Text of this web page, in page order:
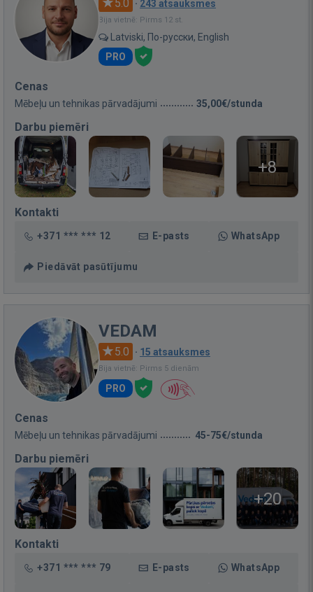
5.0 · 243 atsauksmes
Bija vietnē: Pirms 12 st.
Latviski, По-русски, English
PRO
Cenas
Mēbeļu un tehnikas pārvadājumi 35,00€/stunda
Darbu piemēri
+8
Kontakti
+371 *** *** 12 E-pasts WhatsApp
Piedāvāt pasūtījumu
VEDAM
5.0 · 15 atsauksmes
Bija vietnē: Pirms 5 dienām
PRO
Cenas
Mēbeļu un tehnikas pārvadājumi 45-75€/stunda
Darbu piemēri
+20
Kontakti
+371 *** *** 79 E-pasts WhatsApp